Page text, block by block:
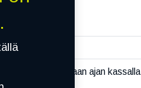
pääset varaamaan ajan kassalla